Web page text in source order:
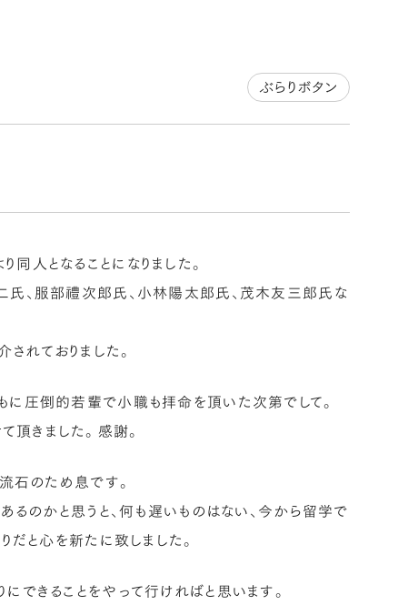
ぶらりボタン
人となることになりました。
氏、服部禮次郎氏、小林陽太郎氏、茂木友三郎氏な
れておりました。
に圧倒的若輩で小職も拝命を頂いた次第でして。
頂きました。感謝。
石のため息です。
のかと思うと、何も遅いものはない、今から留学で
だと心を新たに致しました。
できることをやって行ければと思います。